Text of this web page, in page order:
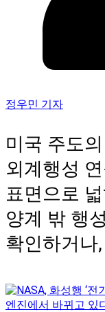
정우민 기자
미국 주도
외계행성
표면으로
양계 밖 행
확인하거나